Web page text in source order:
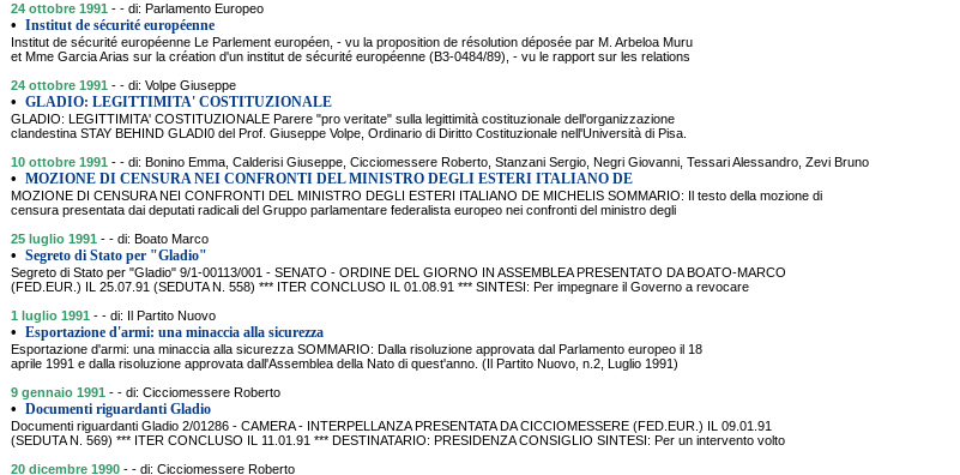
24 ottobre 1991 - - di: Parlamento Europeo
• Institut de sécurité européenne
Institut de sécurité européenne Le Parlement européen, - vu la proposition de résolution déposée par M. Arbeloa Muru
et Mme Garcia Arias sur la création d'un institut de sécurité européenne (B3-0484/89), - vu le rapport sur les relations
24 ottobre 1991 - - di: Volpe Giuseppe
• GLADIO: LEGITTIMITA' COSTITUZIONALE
GLADIO: LEGITTIMITA' COSTITUZIONALE Parere "pro veritate" sulla legittimità costituzionale dell'organizzazione
clandestina STAY BEHIND GLADI0 del Prof. Giuseppe Volpe, Ordinario di Diritto Costituzionale nell'Università di Pisa.
10 ottobre 1991 - - di: Bonino Emma, Calderisi Giuseppe, Cicciomessere Roberto, Stanzani Sergio, Negri Giovanni, Tessari Alessandro, Zevi Bruno
• MOZIONE DI CENSURA NEI CONFRONTI DEL MINISTRO DEGLI ESTERI ITALIANO DE
MOZIONE DI CENSURA NEI CONFRONTI DEL MINISTRO DEGLI ESTERI ITALIANO DE MICHELIS SOMMARIO: Il testo della mozione di
censura presentata dai deputati radicali del Gruppo parlamentare federalista europeo nei confronti del ministro degli
25 luglio 1991 - - di: Boato Marco
• Segreto di Stato per "Gladio"
Segreto di Stato per "Gladio" 9/1-00113/001 - SENATO - ORDINE DEL GIORNO IN ASSEMBLEA PRESENTATO DA BOATO-MARCO
(FED.EUR.) IL 25.07.91 (SEDUTA N. 558) *** ITER CONCLUSO IL 01.08.91 *** SINTESI: Per impegnare il Governo a revocare
1 luglio 1991 - - di: Il Partito Nuovo
• Esportazione d'armi: una minaccia alla sicurezza
Esportazione d'armi: una minaccia alla sicurezza SOMMARIO: Dalla risoluzione approvata dal Parlamento europeo il 18
aprile 1991 e dalla risoluzione approvata dall'Assemblea della Nato di quest'anno. (Il Partito Nuovo, n.2, Luglio 1991)
9 gennaio 1991 - - di: Cicciomessere Roberto
• Documenti riguardanti Gladio
Documenti riguardanti Gladio 2/01286 - CAMERA - INTERPELLANZA PRESENTATA DA CICCIOMESSERE (FED.EUR.) IL 09.01.91
(SEDUTA N. 569) *** ITER CONCLUSO IL 11.01.91 *** DESTINATARIO: PRESIDENZA CONSIGLIO SINTESI: Per un intervento volto
20 dicembre 1990 - - di: Cicciomessere Roberto